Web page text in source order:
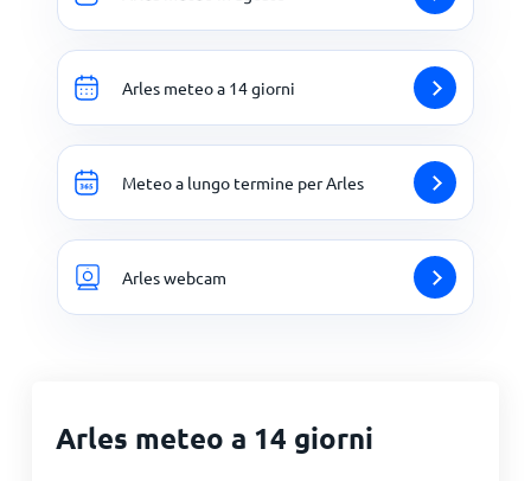
Arles meteo a 14 giorni
Meteo a lungo termine per Arles
Arles webcam
Arles meteo a 14 giorni